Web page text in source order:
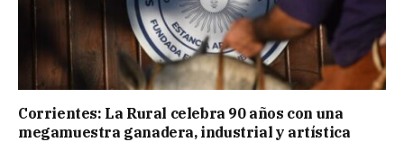
Corrientes: La Rural celebra 90 años con una
megamuestra ganadera, industrial y artística